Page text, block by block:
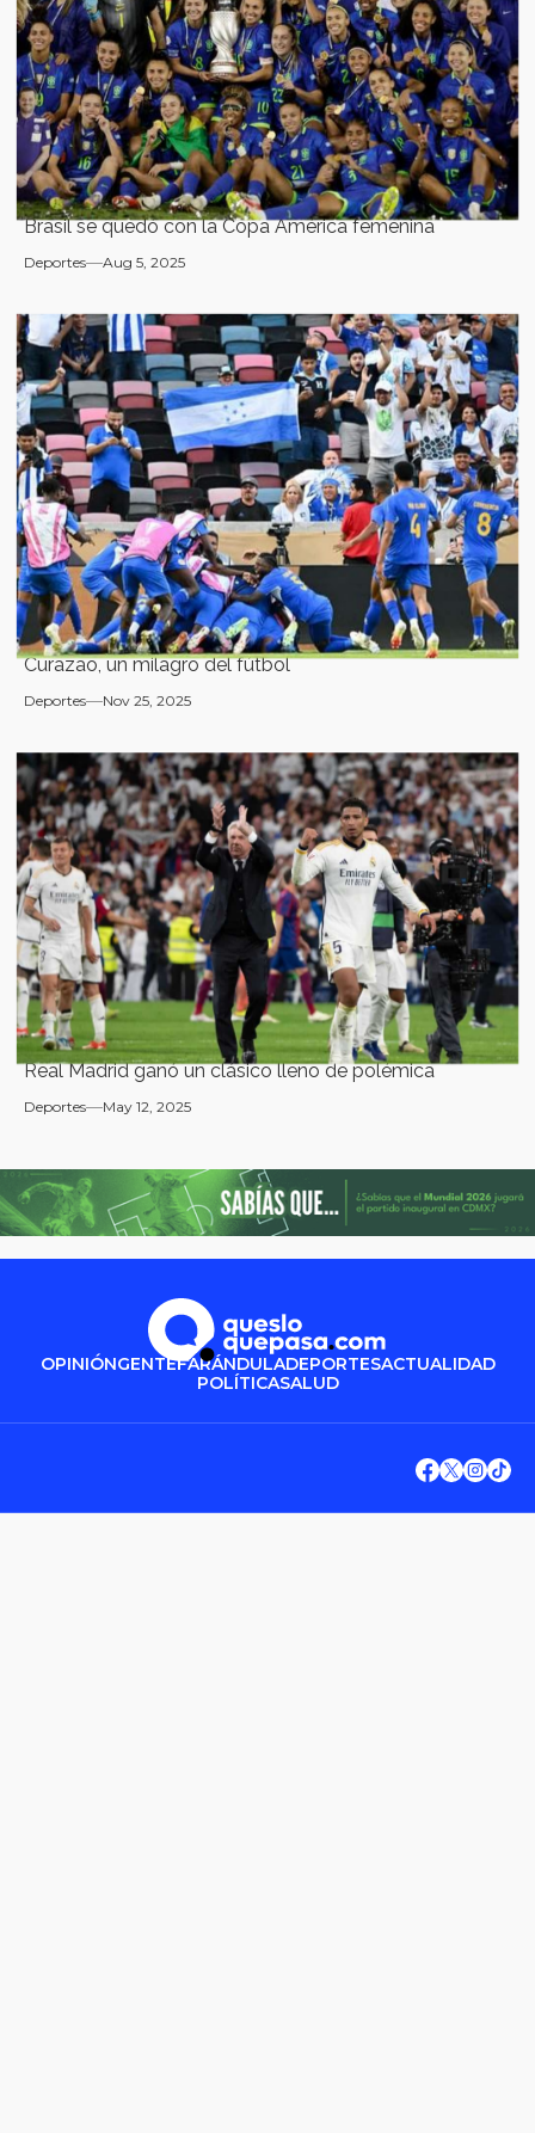
Brasil se quedó con la Copa América femenina
Deportes Aug 5, 2025
Curazao, un milagro del fútbol
Deportes Nov 25, 2025
Real Madrid ganó un clásico lleno de polémica
Deportes May 12, 2025
OPINIÓNGENTEFARÁNDULADEPORTESACTUALIDAD
POLÍTICASALUD